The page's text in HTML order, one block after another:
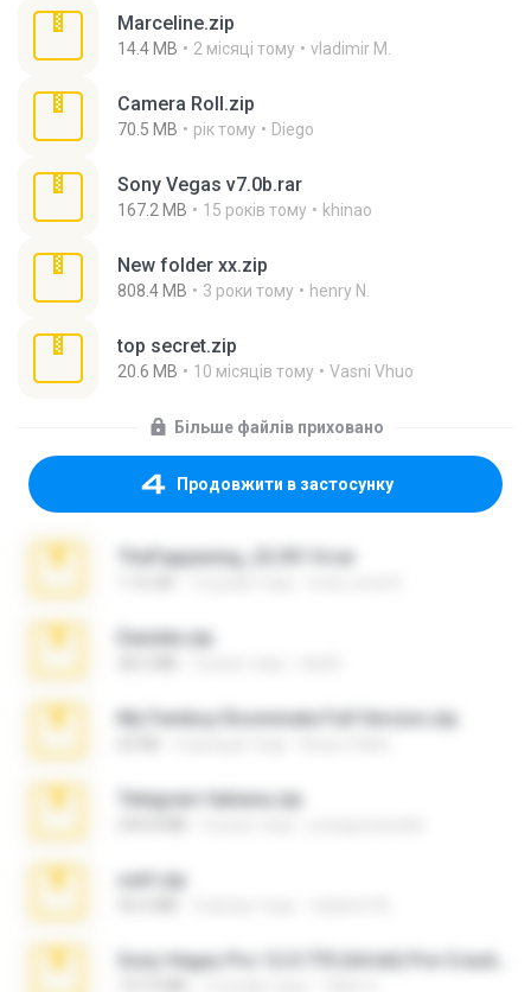
Marceline.zip
14.4 MB 2 місяці тому vladimir M.
Camera Roll.zip
70.5 MB рік тому Diego
Sony Vegas v7.0b.rar
167.2 MB 15 років тому khinao
New folder xx.zip
808.4 MB 3 роки тому henry N.
top secret.zip
20.6 MB 10 місяців тому Vasni Vhuo
Більше файлів приховано
Продовжити в застосунку
TheFappening_22.09.14.rar
Daniela.zip
My Femboy Roommate Full Version.zip
Telegram fabiana.zip
ouh!.zip